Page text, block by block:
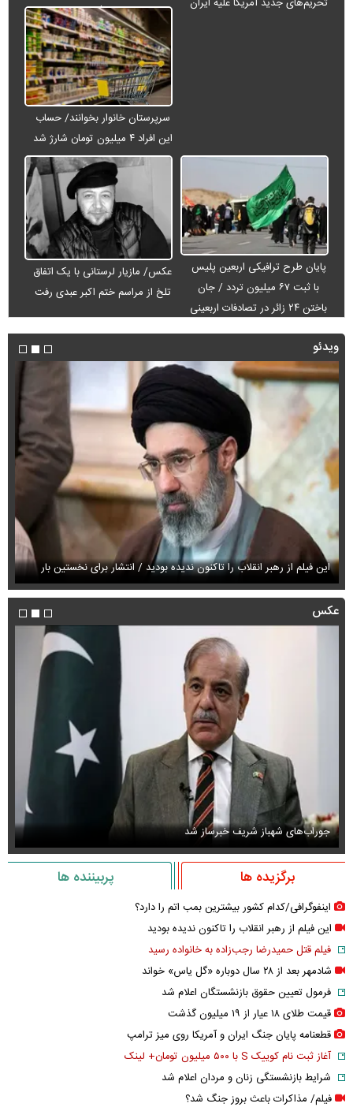
می‌شود
سرپرستان خانوار بخوانند/ حساب
این افراد ۴ میلیون تومان شارژ شد
پایان طرح ترافیکی اربعین پلیس
با ثبت ۶۷ میلیون تردد / جان
باختن ۲۴ زائر در تصادفات اربعینی
عکس/ مازیار لرستانی با یک اتفاق
تلخ از مراسم ختم اکبر عبدی رفت
ویدئو
این فیلم از رهبر انقلاب را تاکنون ندیده بودید / انتشار برای نخستین بار
عکس
جوراب‌های شهباز شریف خبرساز شد
برگزیده ها پربیننده ها
اینفوگرافی/کدام کشور بیشترین بمب اتم را دارد؟
این فیلم از رهبر انقلاب را تاکنون ندیده بودید
فیلم قتل حمیدرضا رجب‌زاده به خانواده رسید
شادمهر بعد از ۲۸ سال دوباره «گل یاس» خواند
فرمول تعیین حقوق بازنشستگان اعلام شد
قیمت طلای ۱۸ عیار از ۱۹ میلیون گذشت
قطعنامه پایان جنگ ایران و آمریکا روی میز ترامپ
آغاز ثبت نام کوییک S با ۵۰۰ میلیون تومان+ لینک
شرایط بازنشستگی زنان و مردان اعلام شد
فیلم/ مذاکرات باعث بروز جنگ شد؟